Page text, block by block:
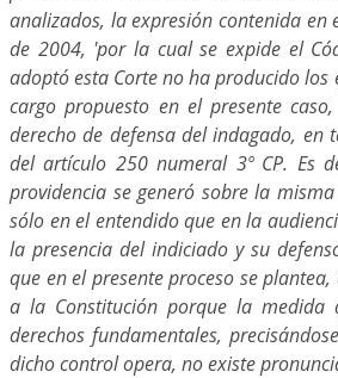
analizados, la expresión contenida
de 2004, 'por la cual se expide el
adoptó esta Corte no ha producido
cargo propuesto en el presente
derecho de defensa del indagado, en
del artículo 250 numeral 3º CP. Es
providencia se generó sobre la
sólo en el entendido que en la
la presencia del indiciado y su
que en el presente proceso se
a la Constitución porque la medida
derechos fundamentales,
dicho control opera, no existe